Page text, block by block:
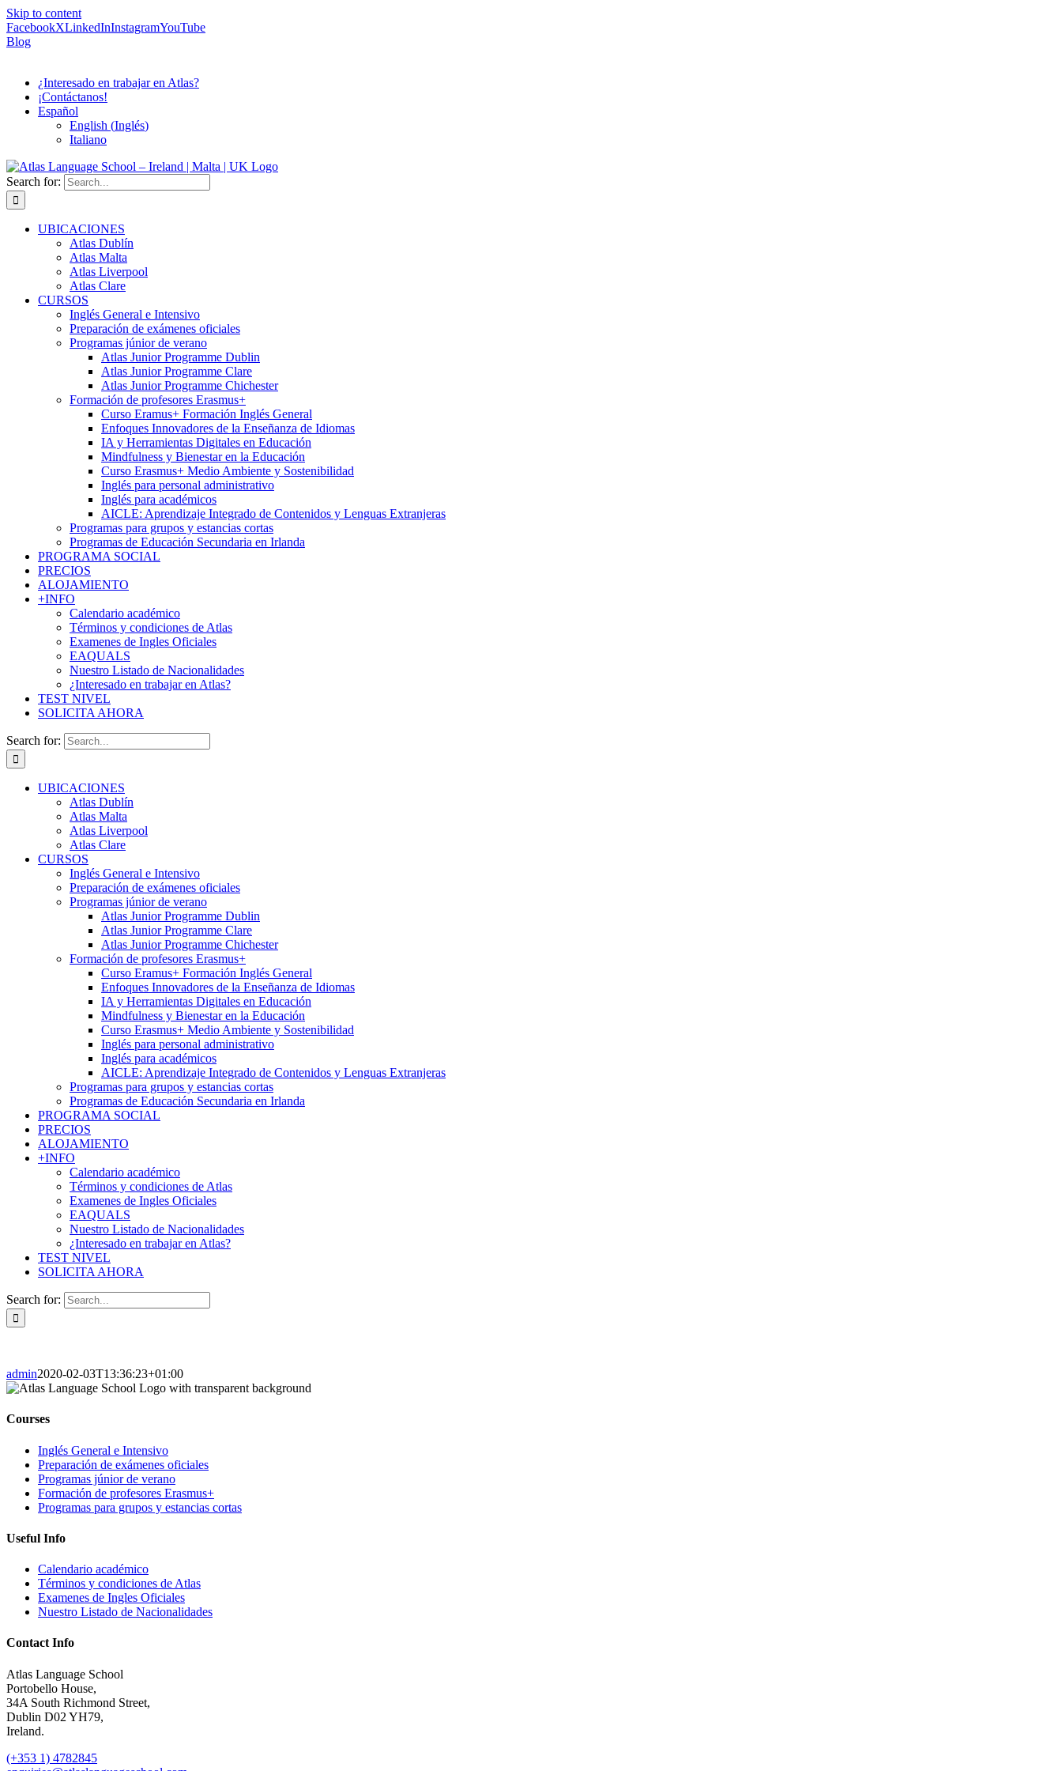
Skip to content
FacebookXLinkedInInstagramYouTube
Blog
¿Interesado en trabajar en Atlas?
¡Contáctanos!
Español
English (Inglés)
Italiano
Search for:
UBICACIONES
Atlas Dublín
Atlas Malta
Atlas Liverpool
Atlas Clare
CURSOS
Inglés General e Intensivo
Preparación de exámenes oficiales
Programas júnior de verano
Atlas Junior Programme Dublin
Atlas Junior Programme Clare
Atlas Junior Programme Chichester
Formación de profesores Erasmus+
Curso Eramus+ Formación Inglés General
Enfoques Innovadores de la Enseñanza de Idiomas
IA y Herramientas Digitales en Educación
Mindfulness y Bienestar en la Educación
Curso Erasmus+ Medio Ambiente y Sostenibilidad
Inglés para personal administrativo
Inglés para académicos
AICLE: Aprendizaje Integrado de Contenidos y Lenguas Extranjeras
Programas para grupos y estancias cortas
Programas de Educación Secundaria en Irlanda
PROGRAMA SOCIAL
PRECIOS
ALOJAMIENTO
+INFO
Calendario académico
Términos y condiciones de Atlas
Examenes de Ingles Oficiales
EAQUALS
Nuestro Listado de Nacionalidades
¿Interesado en trabajar en Atlas?
TEST NIVEL
SOLICITA AHORA
Search for:
UBICACIONES
Atlas Dublín
Atlas Malta
Atlas Liverpool
Atlas Clare
CURSOS
Inglés General e Intensivo
Preparación de exámenes oficiales
Programas júnior de verano
Atlas Junior Programme Dublin
Atlas Junior Programme Clare
Atlas Junior Programme Chichester
Formación de profesores Erasmus+
Curso Eramus+ Formación Inglés General
Enfoques Innovadores de la Enseñanza de Idiomas
IA y Herramientas Digitales en Educación
Mindfulness y Bienestar en la Educación
Curso Erasmus+ Medio Ambiente y Sostenibilidad
Inglés para personal administrativo
Inglés para académicos
AICLE: Aprendizaje Integrado de Contenidos y Lenguas Extranjeras
Programas para grupos y estancias cortas
Programas de Educación Secundaria en Irlanda
PROGRAMA SOCIAL
PRECIOS
ALOJAMIENTO
+INFO
Calendario académico
Términos y condiciones de Atlas
Examenes de Ingles Oficiales
EAQUALS
Nuestro Listado de Nacionalidades
¿Interesado en trabajar en Atlas?
TEST NIVEL
SOLICITA AHORA
Search for:
admin2020-02-03T13:36:23+01:00
Courses
Inglés General e Intensivo
Preparación de exámenes oficiales
Programas júnior de verano
Formación de profesores Erasmus+
Programas para grupos y estancias cortas
Useful Info
Calendario académico
Términos y condiciones de Atlas
Examenes de Ingles Oficiales
Nuestro Listado de Nacionalidades
Contact Info
Atlas Language School
Portobello House,
34A South Richmond Street,
Dublin D02 YH79,
Ireland.
(+353 1) 4782845